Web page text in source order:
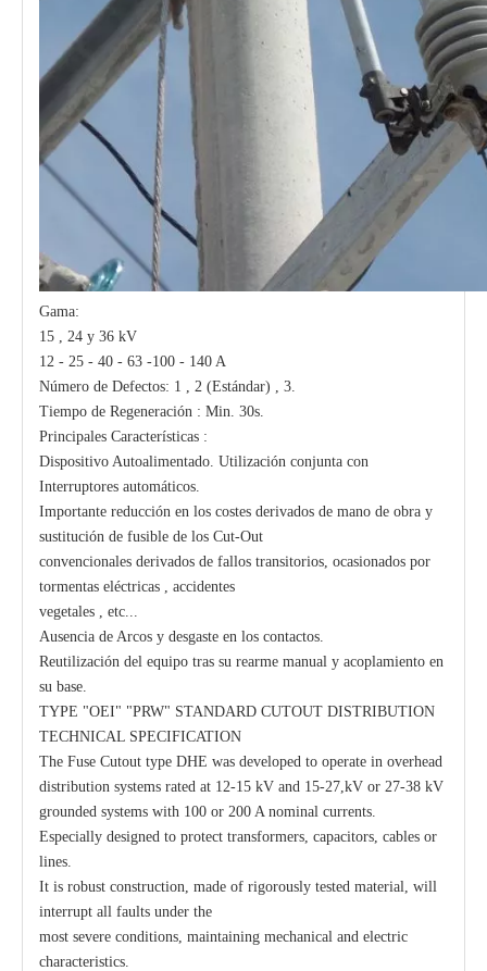
Gama:
15 , 24 y 36 kV
12 - 25 - 40 - 63 -100 - 140 A
Número de Defectos: 1 , 2 (Estándar) , 3.
Tiempo de Regeneración : Min. 30s.
Principales Características :
Dispositivo Autoalimentado. Utilización conjunta con
Interruptores automáticos.
Importante reducción en los costes derivados de mano de obra y
sustitución de fusible de los Cut-Out
convencionales derivados de fallos transitorios, ocasionados por
tormentas eléctricas , accidentes
vegetales , etc...
Ausencia de Arcos y desgaste en los contactos.
Reutilización del equipo tras su rearme manual y acoplamiento en
su base.
TYPE "OEI" "PRW" STANDARD CUTOUT DISTRIBUTION
TECHNICAL SPECIFICATION
The Fuse Cutout type DHE was developed to operate in overhead
distribution systems rated at 12-15 kV and 15-27,kV or 27-38 kV
grounded systems with 100 or 200 A nominal currents.
Especially designed to protect transformers, capacitors, cables or
lines.
It is robust construction, made of rigorously tested material, will
interrupt all faults under the
most severe conditions, maintaining mechanical and electric
characteristics.